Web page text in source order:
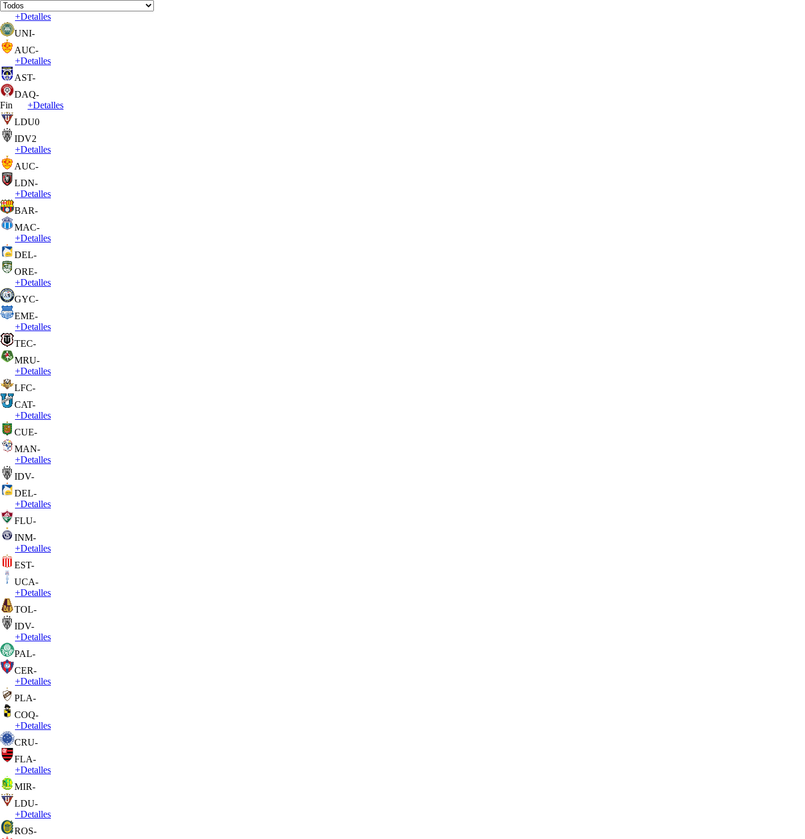
+Detalles
UNI-
AUC-
+Detalles
AST-
DAQ-
Fin
+Detalles
LDU0
IDV2
+Detalles
AUC-
LDN-
+Detalles
BAR-
MAC-
+Detalles
DEL-
ORE-
+Detalles
GYC-
EME-
+Detalles
TEC-
MRU-
+Detalles
LFC-
CAT-
+Detalles
CUE-
MAN-
+Detalles
IDV-
DEL-
+Detalles
FLU-
INM-
+Detalles
EST-
UCA-
+Detalles
TOL-
IDV-
+Detalles
PAL-
CER-
+Detalles
PLA-
COQ-
+Detalles
CRU-
FLA-
+Detalles
MIR-
LDU-
+Detalles
ROS-